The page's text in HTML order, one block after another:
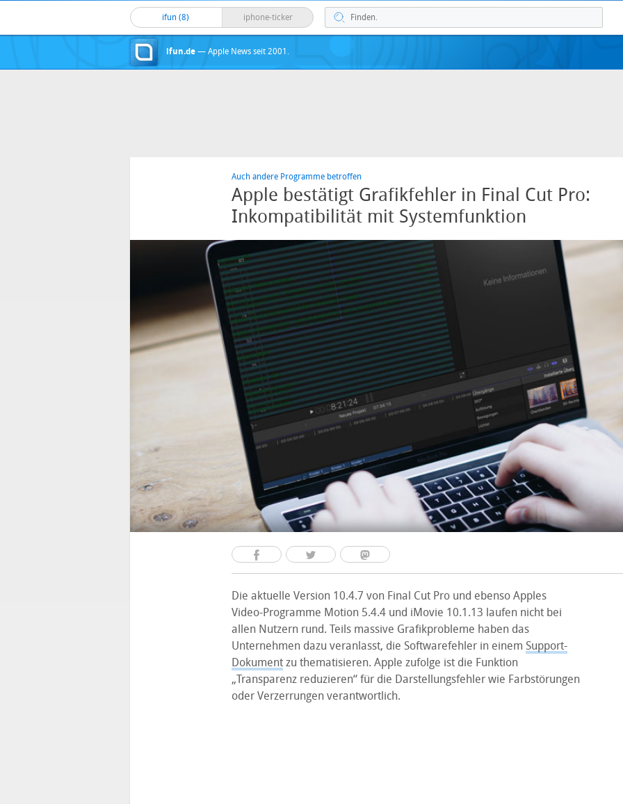
ifun (8) iphone-ticker
ifun.de — Apple News seit 2001.
Auch andere Programme betroffen
Apple bestätigt Grafikfehler in Final Cut Pro:
Inkompatibilität mit Systemfunktion
Die aktuelle Version 10.4.7 von Final Cut Pro und ebenso Apples
Video-Programme Motion 5.4.4 und iMovie 10.1.13 laufen nicht bei
allen Nutzern rund. Teils massive Grafikprobleme haben das
Unternehmen dazu veranlasst, die Softwarefehler in einem Support-
Dokumentzu thematisieren. Apple zufolge ist die Funktion
„Transparenz reduzieren“ für die Darstellungsfehler wie Farbstörungen
oder Verzerrungen verantwortlich.